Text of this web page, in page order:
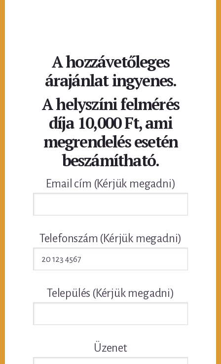
A hozzávetőleges
árajánlat ingyenes.
A helyszíni felmérés
díja 10,000 Ft, ami
megrendelés esetén
beszámítható.
Email cím (Kérjük megadni)
Telefonszám (Kérjük megadni)
Település (Kérjük megadni)
Üzenet